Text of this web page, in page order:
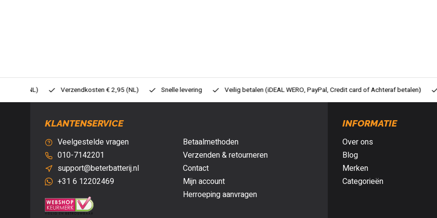
Verzendkosten € 2,95 (NL) Snelle levering Veilig betalen (iDEAL WERO, PayPal, Credit card of Achteraf betalen)
KLANTENSERVICE
Veelgestelde vragen
010-7142201
support@beterbatterij.nl
+31 6 12202469
Betaalmethoden
Verzenden & retourneren
Contact
Mijn account
Herroeping aanvragen
INFORMATIE
Over ons
Blog
Merken
Categorieën